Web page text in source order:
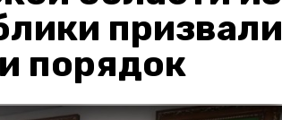
призвали
порядок